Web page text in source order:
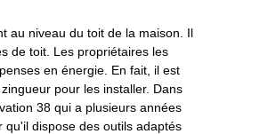
au niveau du toit de la maison. Il
de toit. Les propriétaires les
en énergie. En fait, il est
pour les installer. Dans
38 qui a plusieurs années
dispose des outils adaptés